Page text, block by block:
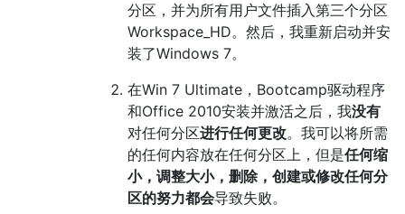
分区，并为所有用户文件插入第三个分区
Workspace_HD。然后，我重新启动并安
装了Windows 7。
在Win 7 Ultimate，Bootcamp驱动程序
和Office 2010安装并激活之后，我没有
对任何分区进行任何更改。我可以将所需
的任何内容放在任何分区上，但是任何缩
小，调整大小，删除，创建或修改任何分
区的努力都会导致失败。